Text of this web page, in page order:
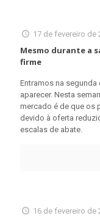
17 de fevereiro de
Mesmo durante a
firme
Entramos na
aparecer. Nesta
mercado é de que os
devido à oferta
escalas de abate.
16 de fevereiro de